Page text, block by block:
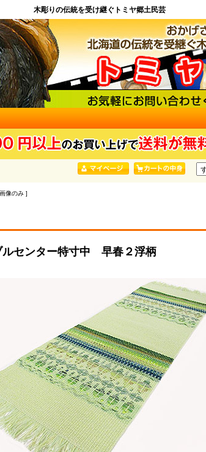
木彫りの伝統を受け継ぐトミヤ郷土民芸
像のみ ]
ルセンター特寸中 早春２浮柄